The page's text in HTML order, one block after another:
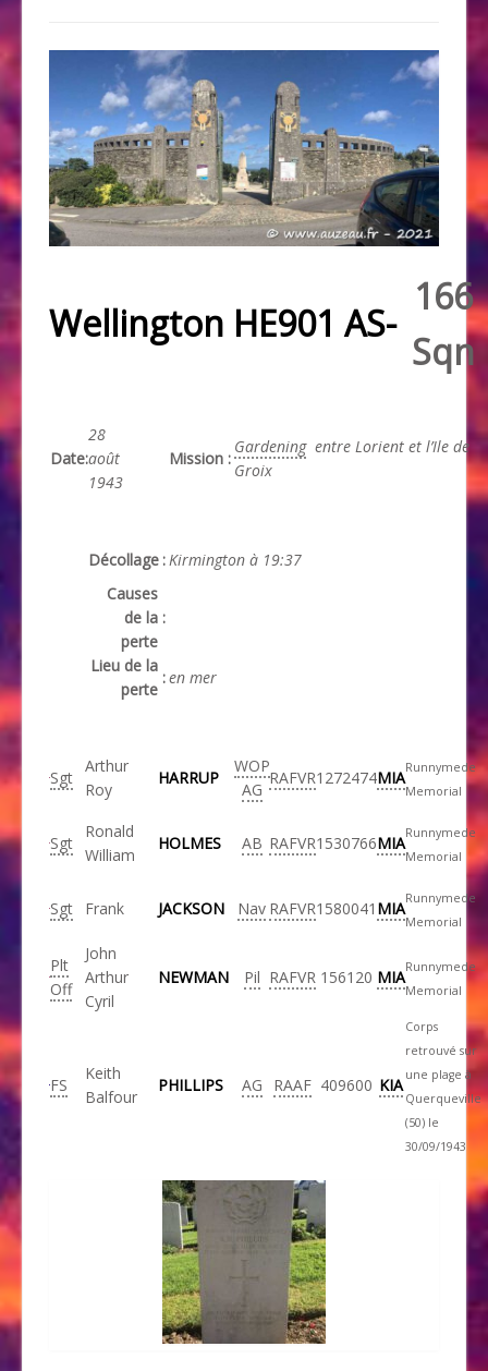
Wellington HE901 AS-
166
Sqn
Date:
28
août
1943
Mission :
Gardeningentre Lorient et l’Ile de
Groix
Décollage :Kirmington à 19:37
Causes
de la
perte
:
Lieu de la
perte
:en mer
Sgt
Arthur
Roy
HARRUP
WOP
AG
RAFVR1272474MIARunnymede
Memorial
Sgt
Ronald
William
HOLMES AB RAFVR1530766MIARunnymede
Memorial
Sgt Frank JACKSON Nav RAFVR1580041 MIARunnymede
Memorial
Plt
Off
John
Arthur
Cyril
NEWMAN Pil RAFVR 156120 MIARunnymede
Memorial
FS
Keith
Balfour
PHILLIPS AG RAAF 409600 KIA
Corps
retrouvé sur
une plage à
Querqueville
(50) le
30/09/1943